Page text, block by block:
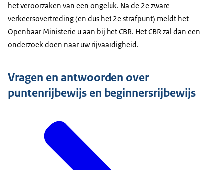
het veroorzaken van een ongeluk. Na de 2e zware
verkeersovertreding (en dus het 2e strafpunt) meldt het
Openbaar Ministerie u aan bij het CBR. Het CBR zal dan een
onderzoek doen naar uw rijvaardigheid.
Vragen en antwoorden over
puntenrijbewijs en beginnersrijbewijs